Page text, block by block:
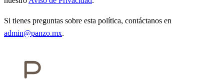
Si tienes preguntas sobre esta política, contáctanos en
admin@panzo.mx.